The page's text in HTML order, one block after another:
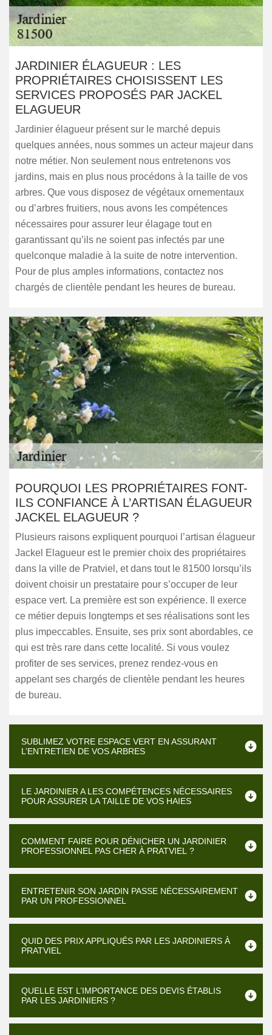
JARDINIER ÉLAGUEUR : LES
PROPRIÉTAIRES CHOISISSENT LES
SERVICES PROPOSÉS PAR JACKEL
ELAGUEUR
Jardinier élagueur présent sur le marché depuis
quelques années, nous sommes un acteur majeur dans
notre métier. Non seulement nous entretenons vos
jardins, mais en plus nous procédons à la taille de vos
arbres. Que vous disposez de végétaux ornementaux
ou d’arbres fruitiers, nous avons les compétences
nécessaires pour assurer leur élagage tout en
garantissant qu’ils ne soient pas infectés par une
quelconque maladie à la suite de notre intervention.
Pour de plus amples informations, contactez nos
chargés de clientèle pendant les heures de bureau.
POURQUOI LES PROPRIÉTAIRES FONT-
ILS CONFIANCE À L’ARTISAN ÉLAGUEUR
JACKEL ELAGUEUR ?
Plusieurs raisons expliquent pourquoi l’artisan élagueur
Jackel Elagueur est le premier choix des propriétaires
dans la ville de Pratviel, et dans tout le 81500 lorsqu’ils
doivent choisir un prestataire pour s’occuper de leur
espace vert. La première est son expérience. Il exerce
ce métier depuis longtemps et ses réalisations sont les
plus impeccables. Ensuite, ses prix sont abordables, ce
qui est très rare dans cette localité. Si vous voulez
profiter de ses services, prenez rendez-vous en
appelant ses chargés de clientèle pendant les heures
de bureau.
SUBLIMEZ VOTRE ESPACE VERT EN ASSURANT
L’ENTRETIEN DE VOS ARBRES
LE JARDINIER A LES COMPÉTENCES NÉCESSAIRES
POUR ASSURER LA TAILLE DE VOS HAIES
COMMENT FAIRE POUR DÉNICHER UN JARDINIER
PROFESSIONNEL PAS CHER À PRATVIEL ?
ENTRETENIR SON JARDIN PASSE NÉCESSAIREMENT
PAR UN PROFESSIONNEL
QUID DES PRIX APPLIQUÉS PAR LES JARDINIERS À
PRATVIEL
QUELLE EST L’IMPORTANCE DES DEVIS ÉTABLIS
PAR LES JARDINIERS ?